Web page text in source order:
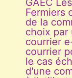
GAEC
Fermiers
de la
choix par
courrier
courrier
le cas
d'une